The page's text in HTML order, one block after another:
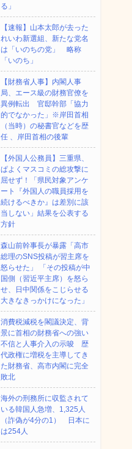
る」
【速報】山本太郎が去った
れいわ新選組、新たな党名
は「いのちの党」 略称
「いのち」
【財務省人事】内閣人事
局、エース級の財務官僚を
異例転出 官邸幹部「協力
的でなかった」※岸田首相
（当時）の秘書官などを歴
任 、岸田首相の後輩
【外国人公務員】三重県、
ぱよくマスコミの総攻撃に
屈せず！「県民対象アンケ
ート『外国人の職員採用を
続けるべきか』は差別に該
当しない」結果を公表する
方針
森山前幹事長が暴露「高市
総理のSNS投稿が習主席を
怒らせた」 「その投稿が中
国側（習近平主席）を怒ら
せ、日中関係をこじらせる
大きなきっかけになった」
消費税減税を閣議決定、背
景に首相の財務省への強い
不信と人事介入の示唆 歴
代政権に増税を主導してき
た財務省、高市内閣に完全
敗北
海外の刑務所に収監されて
いる韓国人急増、1,325人
（詐偽が4分の1） 日本に
は254人